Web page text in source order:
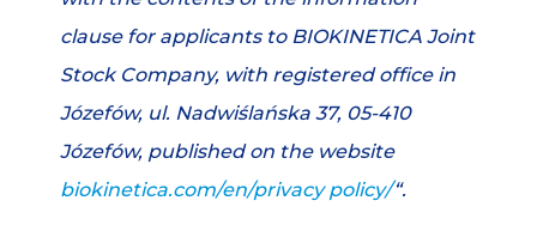
clause for applicants to BIOKINETICA Joint
Stock Company, with registered office in
Józefów, ul. Nadwiślańska 37, 05-410
Józefów, published on the website
biokinetica.com/en/privacy policy/“.